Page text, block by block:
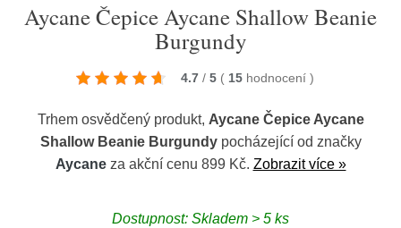
Aycane Čepice Aycane Shallow Beanie
Burgundy
4.7 / 5 ( 15 hodnocení )
Trhem osvědčený produkt, Aycane Čepice Aycane
Shallow Beanie Burgundypocházející od značky
Aycaneza akční cenu 899 Kč. Zobrazit více »
Dostupnost: Skladem > 5 ks